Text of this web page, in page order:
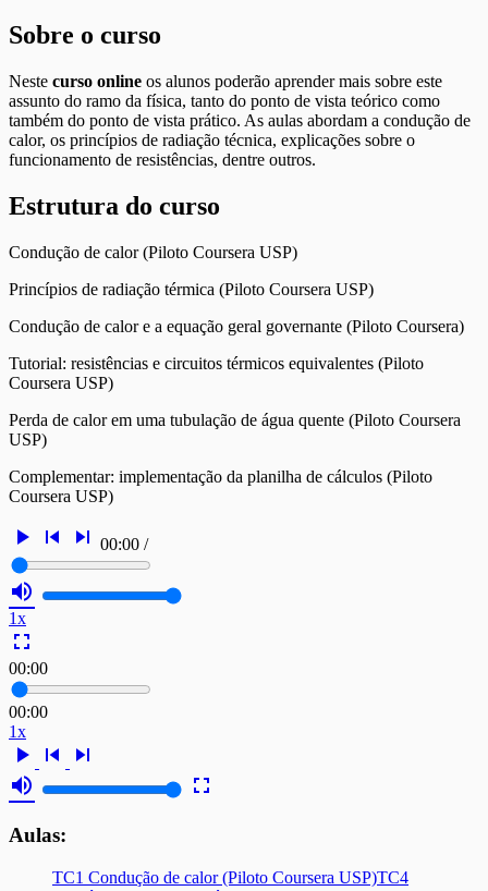
Sobre o curso
Neste curso online os alunos poderão aprender mais sobre este
assunto do ramo da física, tanto do ponto de vista teórico como
também do ponto de vista prático. As aulas abordam a condução de
calor, os princípios de radiação técnica, explicações sobre o
funcionamento de resistências, dentre outros.
Estrutura do curso
Condução de calor (Piloto Coursera USP)
Princípios de radiação térmica (Piloto Coursera USP)
Condução de calor e a equação geral governante (Piloto Coursera)
Tutorial: resistências e circuitos térmicos equivalentes (Piloto
Coursera USP)
Perda de calor em uma tubulação de água quente (Piloto Coursera
USP)
Complementar: implementação da planilha de cálculos (Piloto
Coursera USP)
play_arrow skip_previous skip_next 00:00 /
volume_up
1x
fullscreen
00:00
00:00
1x
play_arrow skip_previous
skip_next
volume_up
fullscreen
Aulas:
TC1 Condução de calor (Piloto Coursera USP)TC4